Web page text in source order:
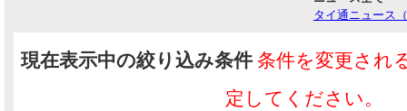
タイ通ニュース
現在表示中の絞り込み条件 条件を変更され
定してください。